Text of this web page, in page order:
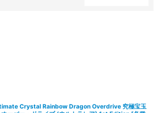
Crystal Rainbow Dragon Overdrive 究極宝玉